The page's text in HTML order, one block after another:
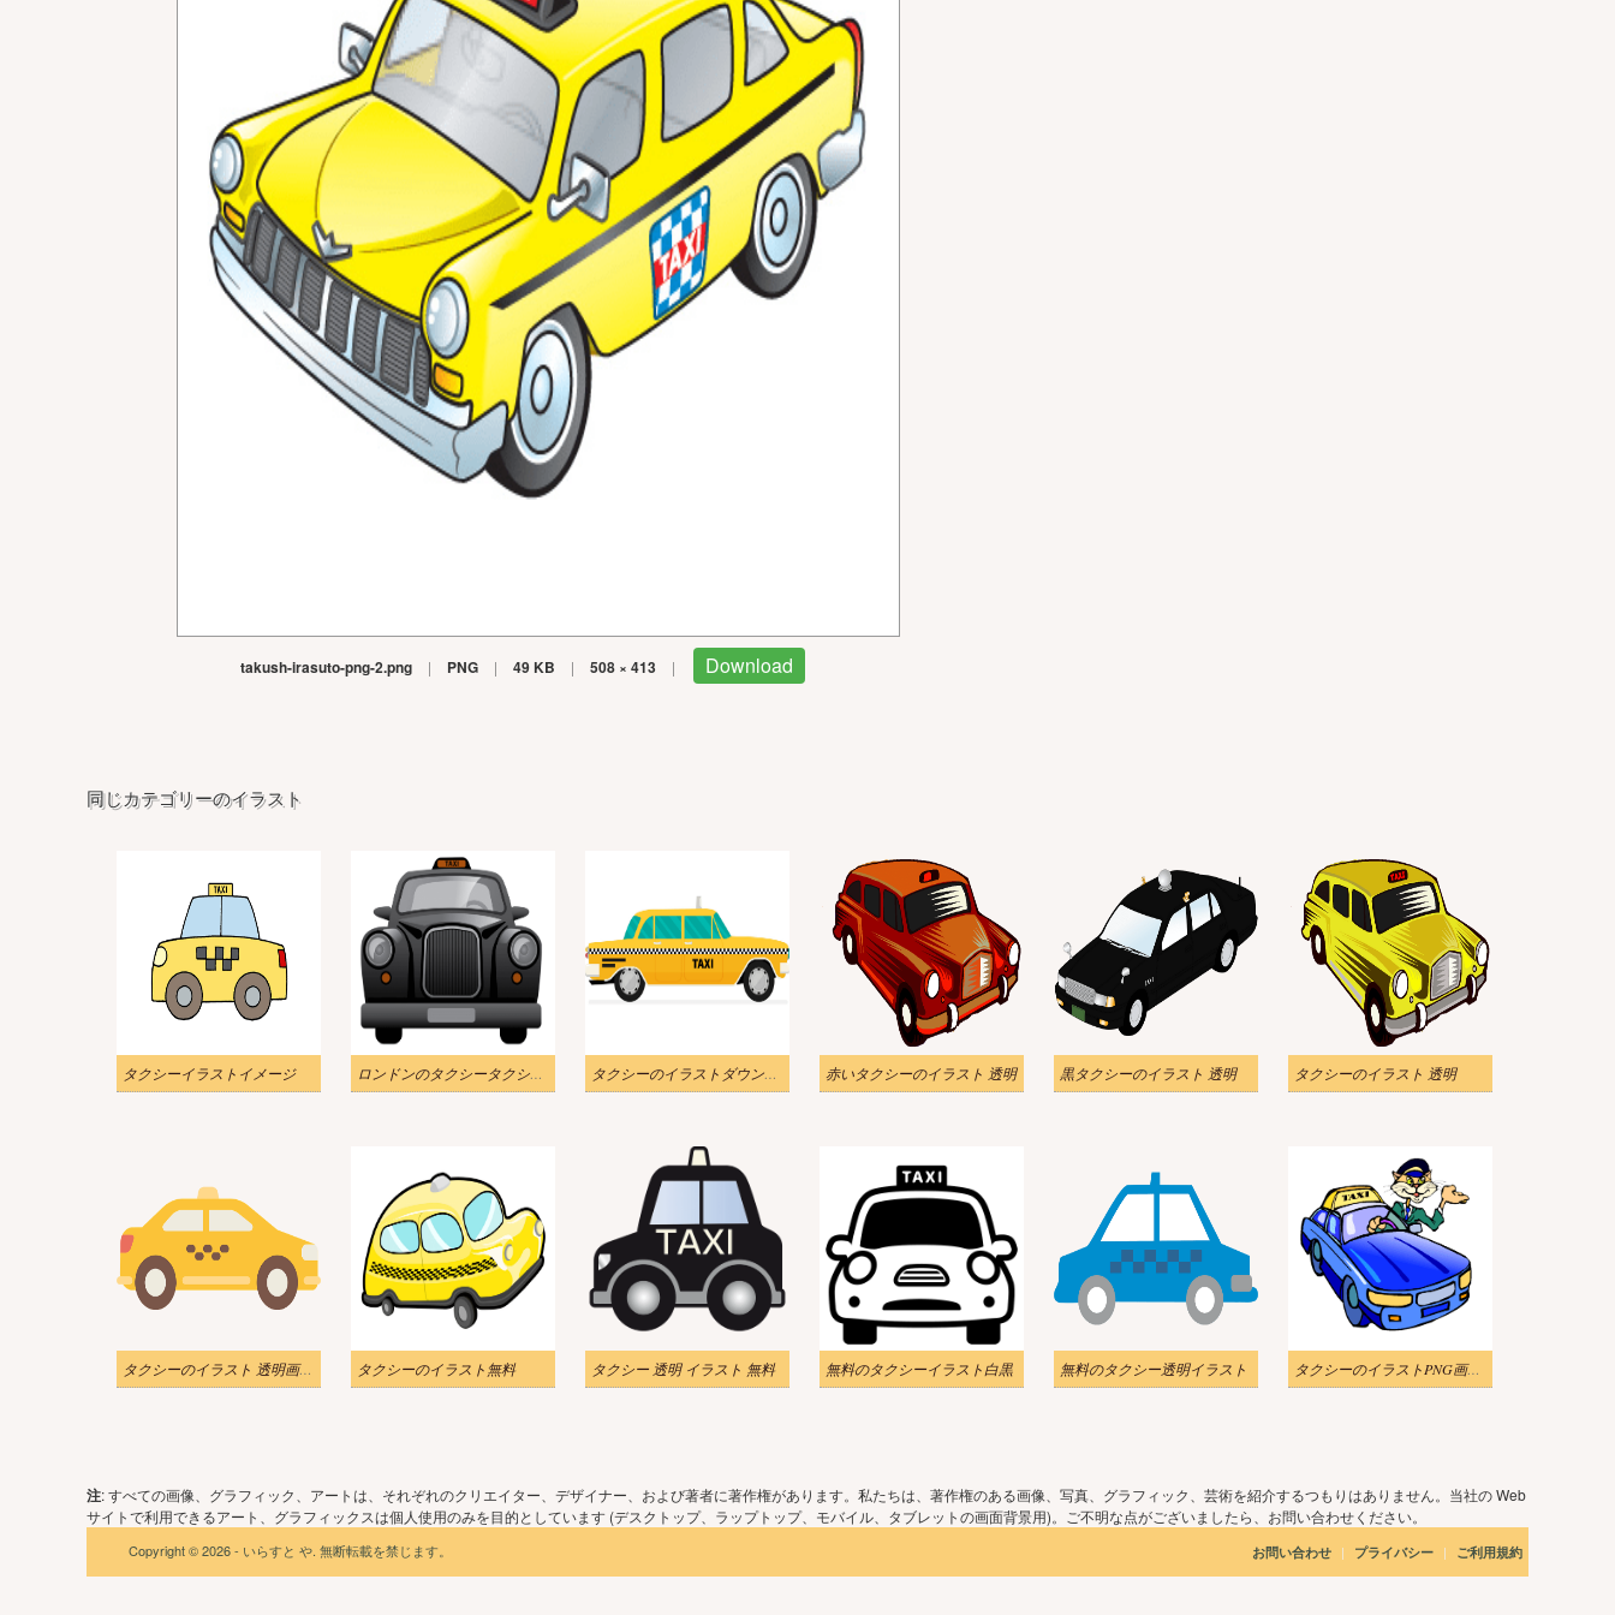
takush-irasuto-png-2.png | PNG | 49 KB | 508 × 413 | Download
同じカテゴリーのイラスト
タクシーイラストイメージ ロンドンのタクシータクシー イラスト タクシーのイラストダウンロード 赤いタクシーのイラスト 透明 黒タクシーのイラスト 透明 タクシーのイラスト 透明
タクシーのイラスト 透明画像 3 タクシーのイラスト無料 タクシー 透明 イラスト 無料 無料のタクシーイラスト白黒 無料のタクシー透明イラスト タクシーのイラストPNG画像 3
注: すべての画像、グラフィック、アートは、それぞれのクリエイター、デザイナー、および著者に著作権があります。私たちは、著作権のある画像、写真、グラフィック、芸術を紹介するつもりはありません。当社の Web
サイトで利用できるアート、グラフィックスは個人使用のみを目的としています (デスクトップ、ラップトップ、モバイル、タブレットの画面背景用)。ご不明な点がございましたら、お問い合わせください。
Copyright © 2026 - いらすと や. 無断転載を禁じます。 お問い合わせ | プライバシー | ご利用規約